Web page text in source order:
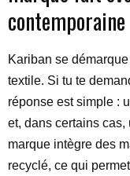
contemporaine
Kariban se
textile. Si tu te
réponse est simple :
et, dans certains
marque intègre des
recyclé, ce qui